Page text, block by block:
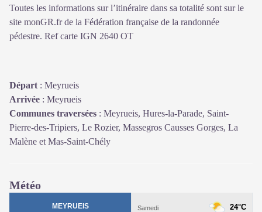
Toutes les informations sur l’itinéraire dans sa totalité sont sur le
site monGR.fr de la Fédération française de la randonnée
pédestre. Ref carte IGN 2640 OT
Départ : Meyrueis
Arrivée : Meyrueis
Communes traversées : Meyrueis, Hures-la-Parade, Saint-
Pierre-des-Tripiers, Le Rozier, Massegros Causses Gorges, La
Malène et Mas-Saint-Chély
Météo